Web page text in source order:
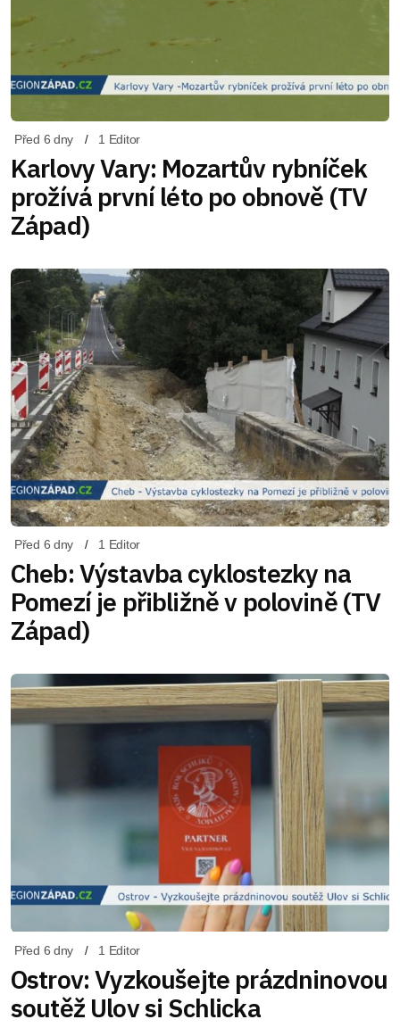
Před 6 dny 1 Editor
Karlovy Vary: Mozartův rybníček
prožívá první léto po obnově (TV
Západ)
Před 6 dny 1 Editor
Cheb: Výstavba cyklostezky na
Pomezí je přibližně v polovině (TV
Západ)
Před 6 dny 1 Editor
Ostrov: Vyzkoušejte prázdninovou
soutěž Ulov si Schlicka